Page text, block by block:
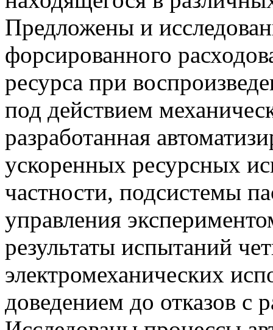
Предложены и
форсированного
ресурса при
под действием
разработанная
ускоренных ресурсных
частности, подсистемы
управления
результаты испытаний
электромеханических
доведением до отказов с